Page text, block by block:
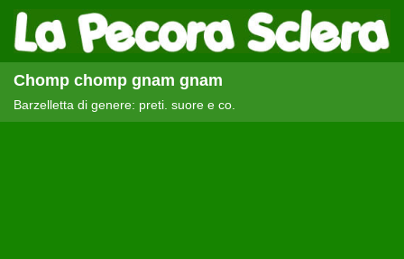
Chomp chomp gnam gnam
Barzelletta di genere: preti. suore e co.